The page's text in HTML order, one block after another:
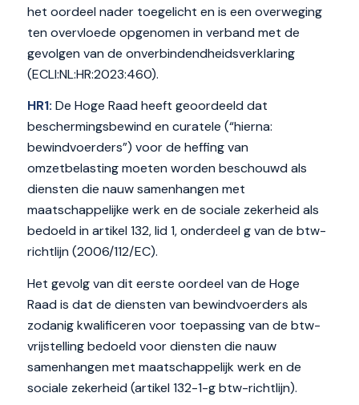
het oordeel nader toegelicht en is een overweging
ten overvloede opgenomen in verband met de
gevolgen van de onverbindendheidsverklaring
(ECLI:NL:HR:2023:460).
HR1: De Hoge Raad heeft geoordeeld dat
beschermingsbewind en curatele (“hierna:
bewindvoerders”) voor de heffing van
omzetbelasting moeten worden beschouwd als
diensten die nauw samenhangen met
maatschappelijke werk en de sociale zekerheid als
bedoeld in artikel 132, lid 1, onderdeel g van de btw-
richtlijn (2006/112/EC).
Het gevolg van dit eerste oordeel van de Hoge
Raad is dat de diensten van bewindvoerders als
zodanig kwalificeren voor toepassing van de btw-
vrijstelling bedoeld voor diensten die nauw
samenhangen met maatschappelijk werk en de
sociale zekerheid (artikel 132-1-g btw-richtlijn).